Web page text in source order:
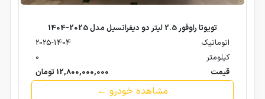
تویوتا راوفور 2.5 لیتر دو دیفرانسیل مدل 2025-1404
اتوماتیک
2025-1404
کیلومتر
0
قیمت
12,800,000,000 تومان
مشاهده خودرو ←